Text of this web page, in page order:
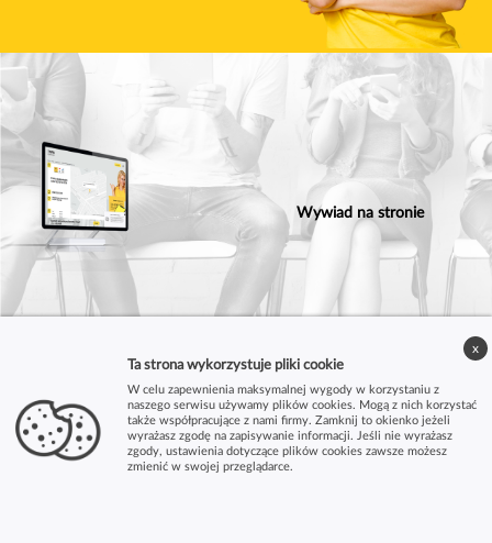
Wywiad na stronie
Ta strona wykorzystuje pliki cookie
W celu zapewnienia maksymalnej wygody w korzystaniu z
naszego serwisu używamy plików cookies. Mogą z nich korzystać
także współpracujące z nami firmy. Zamknij to okienko jeżeli
wyrażasz zgodę na zapisywanie informacji. Jeśli nie wyrażasz
zgody, ustawienia dotyczące plików cookies zawsze możesz
zmienić w swojej przeglądarce.
x